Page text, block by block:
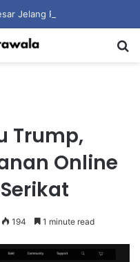
Trump,
Online
194 1 minute read